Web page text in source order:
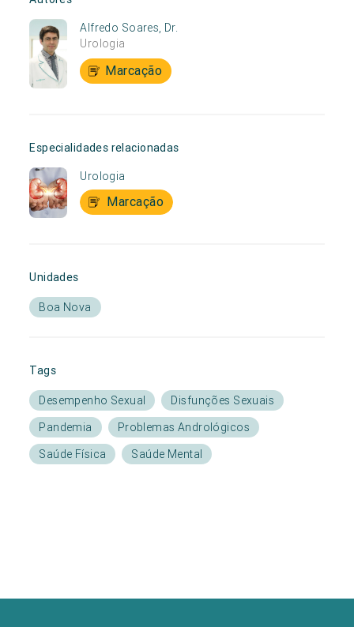
Alfredo Soares, Dr.
Urologia
Marcação
Especialidades relacionadas
Urologia
Marcação
Unidades
Boa Nova
Tags
Desempenho Sexual
Disfunções Sexuais
Pandemia
Problemas Andrológicos
Saúde Física
Saúde Mental